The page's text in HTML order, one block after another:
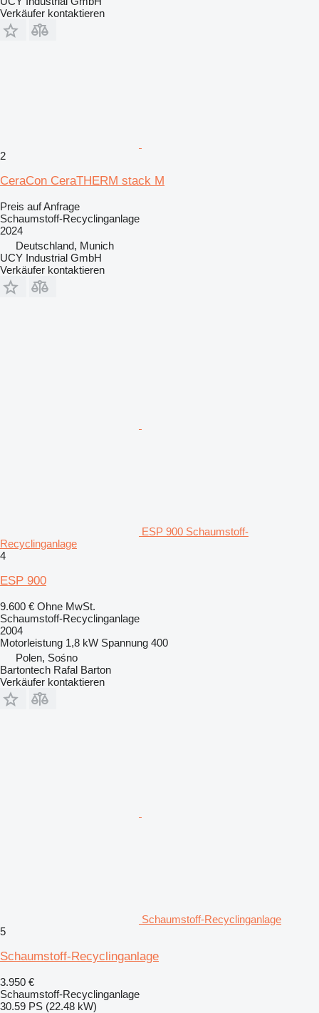
Verkäufer kontaktieren
2
CeraCon CeraTHERM stack M
Preis auf Anfrage
Schaumstoff-Recyclinganlage
2024
Deutschland, Munich
UCY Industrial GmbH
Verkäufer kontaktieren
ESP 900 Schaumstoff-
Recyclinganlage
4
ESP 900
9.600 € Ohne MwSt.
Schaumstoff-Recyclinganlage
2004
Motorleistung 1,8 kW Spannung 400
Polen, Sośno
Bartontech Rafal Barton
Verkäufer kontaktieren
Schaumstoff-Recyclinganlage
5
Schaumstoff-Recyclinganlage
3.950 €
Schaumstoff-Recyclinganlage
30.59 PS (22.48 kW)